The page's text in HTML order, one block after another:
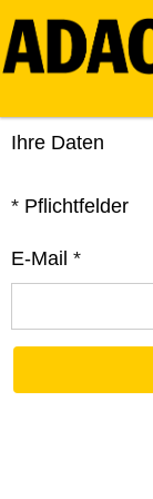
Ihre Daten
* Pflichtfelder
E-Mail *